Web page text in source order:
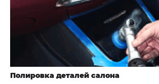
Полировка деталей салона